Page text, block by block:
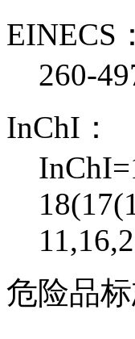
EINECS：
260-
InChI：
危险品标